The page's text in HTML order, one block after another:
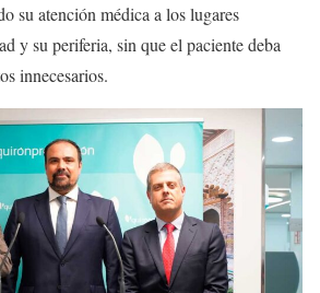
su atención médica a los lugares
y su periferia, sin que el paciente deba
innecesarios.